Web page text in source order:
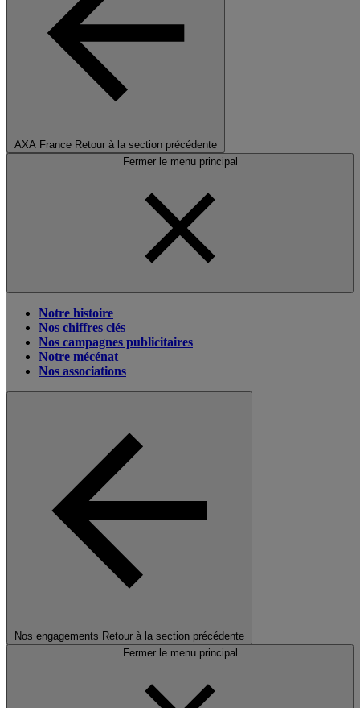
AXA France Retour à la section précédente
Fermer le menu principal
Notre histoire
Nos chiffres clés
Nos campagnes publicitaires
Notre mécénat
Nos associations
Nos engagements Retour à la section précédente
Fermer le menu principal